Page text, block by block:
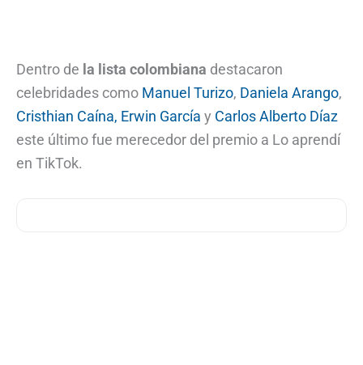
Dentro de la lista colombiana destacaron
celebridades como Manuel Turizo, Daniela Arango,
Cristhian Caína, Erwin García y Carlos Alberto Díaz
este último fue merecedor del premio a Lo aprendí
en TikTok.